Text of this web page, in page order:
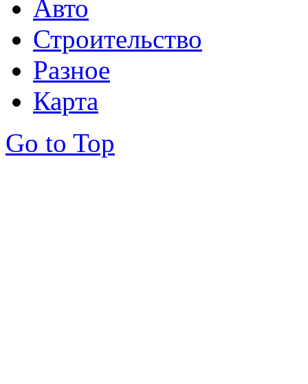
Авто
Строительство
Разное
Карта
Go to Top